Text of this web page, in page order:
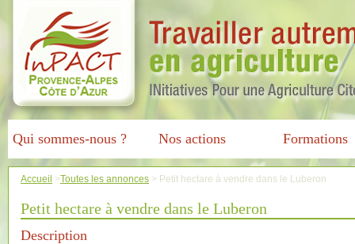
Qui sommes-nous ? Nos actions Formations
Accueil >Toutes les annonces > Petit hectare à vendre dans le Luberon
Petit hectare à vendre dans le Luberon
Description